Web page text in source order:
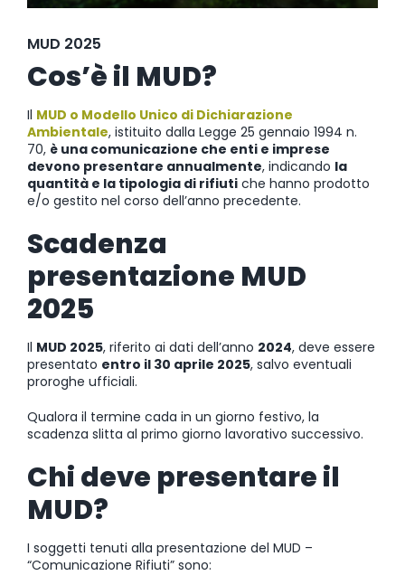
MUD 2025
Cos’è il MUD?
Il MUD o Modello Unico di Dichiarazione
Ambientale, istituito dalla Legge 25 gennaio 1994 n.
70, è una comunicazione che enti e imprese
devono presentare annualmente, indicando la
quantità e la tipologia di rifiutiche hanno prodotto
e/o gestito nel corso dell’anno precedente.
Scadenza
presentazione MUD
2025
Il MUD 2025, riferito ai dati dell’anno 2024, deve essere
presentato entro il 30 aprile 2025, salvo eventuali
proroghe ufficiali.
Qualora il termine cada in un giorno festivo, la
scadenza slitta al primo giorno lavorativo successivo.
Chi deve presentare il
MUD?
I soggetti tenuti alla presentazione del MUD –
“Comunicazione Rifiuti” sono: